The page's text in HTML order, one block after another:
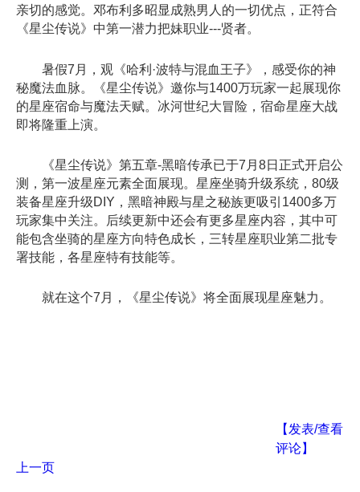
亲切的感觉。邓布利多昭显成熟男人的一切优点，正符合
《星尘传说》中第一潜力把妹职业---贤者。
暑假7月，观《哈利·波特与混血王子》，感受你的神
秘魔法血脉。《星尘传说》邀你与1400万玩家一起展现你
的星座宿命与魔法天赋。冰河世纪大冒险，宿命星座大战
即将隆重上演。
《星尘传说》第五章-黑暗传承已于7月8日正式开启公
测，第一波星座元素全面展现。星座坐骑升级系统，80级
装备星座升级DIY，黑暗神殿与星之秘族更吸引1400多万
玩家集中关注。后续更新中还会有更多星座内容，其中可
能包含坐骑的星座方向特色成长，三转星座职业第二批专
署技能，各星座特有技能等。
就在这个7月，《星尘传说》将全面展现星座魅力。
【发表/查看
评论】
上一页